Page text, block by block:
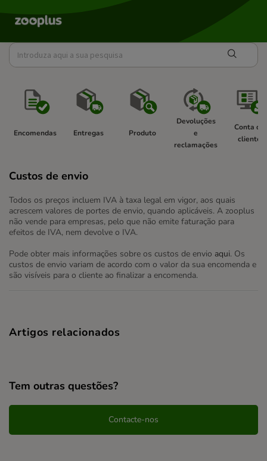
Encomendas Entregas Produto
Devoluções
e
reclamações
Conta de
cliente
Custos de envio
Todos os preços incluem IVA à taxa legal em vigor, aos quais
acrescem valores de portes de envio, quando aplicáveis. A zooplus
não vende para empresas, pelo que não emite faturação para
efeitos de IVA, nem devolve o IVA.
Pode obter mais informações sobre os custos de envio aqui. Os
custos de envio variam de acordo com o valor da sua encomenda e
são visíveis para o cliente ao finalizar a encomenda.
Artigos relacionados
Tem outras questões?
Contacte-nos